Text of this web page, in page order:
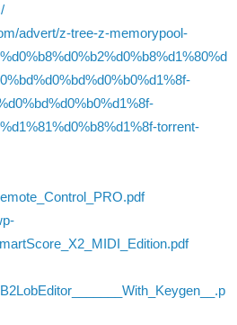
advert/z-tree-z-memorypool-
torrent-